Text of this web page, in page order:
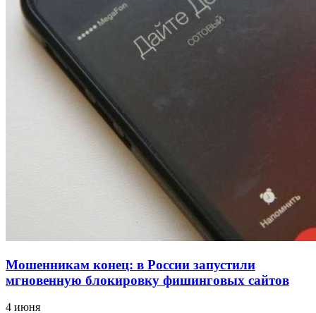
12:39
Сладкий праздник в Волгограде: в Центральном
парке прошёл фестиваль „Арбузный переполох“
Волгоградские компании нарастили экспорт:
заключены контракты на 3,6 млн долларов
Мошенникам конец: в России запустили
мгновенную блокировку фишинговых сайтов
4 июня